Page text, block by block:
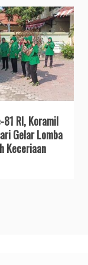
81 RI, Koramil
Gelar Lomba
Keceriaan